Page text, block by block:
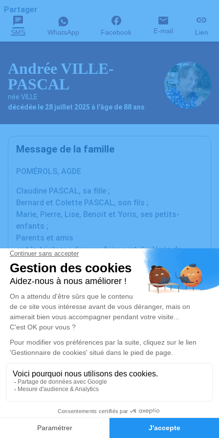
Faire-part Hommages
Partager
SMS WhatsApp Facebook E-mail Lien
Andrée VILLE-
PASCAL
née VILLE
décédée le 28 juillet 2025 à l'âge de 88 ans
Message de la famille
POMÉROLS, AGDE
Claudine PASCAL, sa fille ;
Bernard et Colette PASCAL, son fils ;
Marie, Pierre, Lise, Benoit et Yoris, ses petits-
enfants ;
Parents et amis
ont la tristesse de vous faire part du décès de
Madame Andrée VILLE-PASCAL
à l'âge de 88 ans.
La cérémonie civile aura lieu, le samedi 2 août 2025,
à 10h00, en la salle des hommages de la chambre
funéraire l'Oppidum de Bessan, suivie de la
crémation dans l'intimité familiale.
La dispersion des cendres aura lieu à 16h00 au
cimetière de Pomérols.
Visites à la chambre funéraire l'Oppidum de Bessan.
Cet avis tient lieu de faire-part et de remerciements.
disponible ici.